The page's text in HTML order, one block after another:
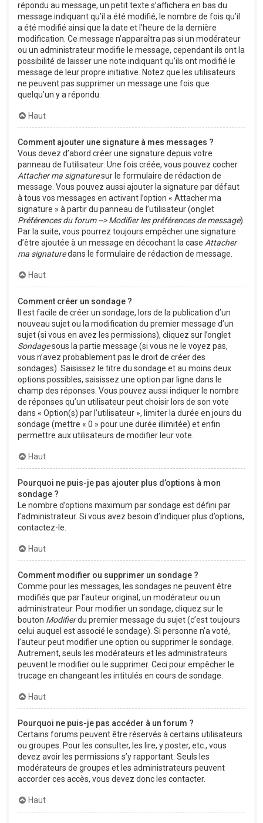
répondu au message, un petit texte s’affichera en bas du
message indiquant qu’il a été modifié, le nombre de fois qu’il
a été modifié ainsi que la date et l’heure de la dernière
modification. Ce message n’apparaîtra pas si un modérateur
ou un administrateur modifie le message, cependant ils ont la
possibilité de laisser une note indiquant qu’ils ont modifié le
message de leur propre initiative. Notez que les utilisateurs
ne peuvent pas supprimer un message une fois que
quelqu’un y a répondu.
Haut
Comment ajouter une signature à mes messages ?
Vous devez d’abord créer une signature depuis votre
panneau de l’utilisateur. Une fois créée, vous pouvez cocher
Attacher ma signaturesur le formulaire de rédaction de
message. Vous pouvez aussi ajouter la signature par défaut
à tous vos messages en activant l’option « Attacher ma
signature » à partir du panneau de l’utilisateur (onglet
Préférences du forum --> Modifier les préférences de message).
Par la suite, vous pourrez toujours empêcher une signature
d’être ajoutée à un message en décochant la case Attacher
ma signaturedans le formulaire de rédaction de message.
Haut
Comment créer un sondage ?
Il est facile de créer un sondage, lors de la publication d’un
nouveau sujet ou la modification du premier message d’un
sujet (si vous en avez les permissions), cliquez sur l’onglet
Sondagesous la partie message (si vous ne le voyez pas,
vous n’avez probablement pas le droit de créer des
sondages). Saisissez le titre du sondage et au moins deux
options possibles, saisissez une option par ligne dans le
champ des réponses. Vous pouvez aussi indiquer le nombre
de réponses qu’un utilisateur peut choisir lors de son vote
dans « Option(s) par l’utilisateur », limiter la durée en jours du
sondage (mettre « 0 » pour une durée illimitée) et enfin
permettre aux utilisateurs de modifier leur vote.
Haut
Pourquoi ne puis-je pas ajouter plus d’options à mon
sondage ?
Le nombre d’options maximum par sondage est défini par
l’administrateur. Si vous avez besoin d’indiquer plus d’options,
contactez-le.
Haut
Comment modifier ou supprimer un sondage ?
Comme pour les messages, les sondages ne peuvent être
modifiés que par l’auteur original, un modérateur ou un
administrateur. Pour modifier un sondage, cliquez sur le
bouton Modifierdu premier message du sujet (c’est toujours
celui auquel est associé le sondage). Si personne n’a voté,
l’auteur peut modifier une option ou supprimer le sondage.
Autrement, seuls les modérateurs et les administrateurs
peuvent le modifier ou le supprimer. Ceci pour empêcher le
trucage en changeant les intitulés en cours de sondage.
Haut
Pourquoi ne puis-je pas accéder à un forum ?
Certains forums peuvent être réservés à certains utilisateurs
ou groupes. Pour les consulter, les lire, y poster, etc., vous
devez avoir les permissions s’y rapportant. Seuls les
modérateurs de groupes et les administrateurs peuvent
accorder ces accès, vous devez donc les contacter.
Haut